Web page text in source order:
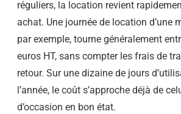
2
0
2
5
5
H
E
U
R
réguliers, la location revient
achat. Une journée de location d’une
par exemple, tourne généralement
euros HT, sans compter les frais de
retour. Sur une dizaine de jours
l’année, le coût s’approche déjà de
d’occasion en bon état.